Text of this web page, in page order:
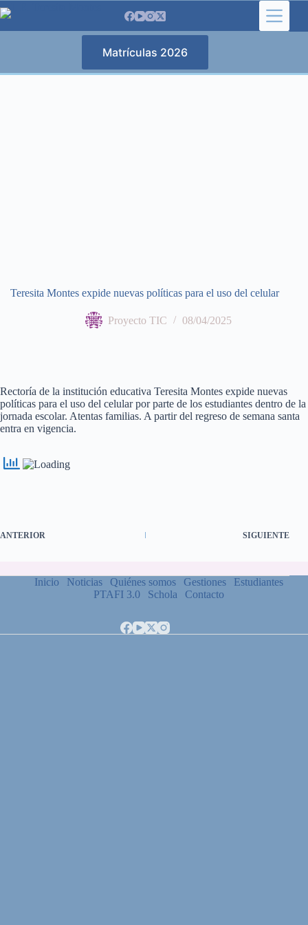
Saltar
al
contenido
Matrículas 2026
Teresita Montes expide nuevas políticas para el uso del celular
Proyecto TIC 08/04/2025
Rectoría de la institución educativa Teresita Montes expide nuevas
políticas para el uso del celular por parte de los estudiantes dentro de la
jornada escolar. Atentas familias. A partir del regreso de semana santa
entra en vigencia.
ANTERIOR SIGUIENTE
Inicio Noticias Quiénes somos Gestiones
Estudiantes
PTAFI 3.0
Schola Contacto